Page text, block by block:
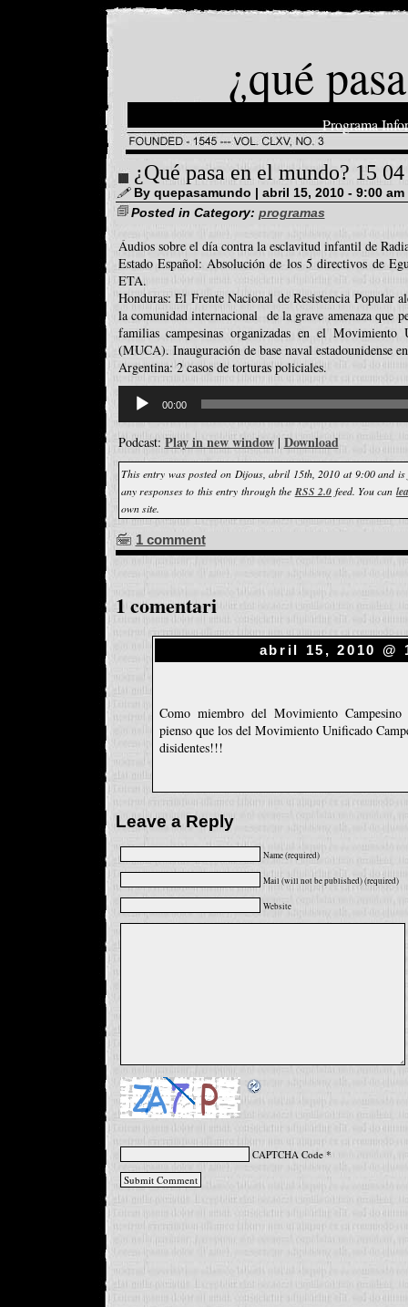
¿qué
Programa
¿Qué pasa en el mundo? 15
By quepasamundo | abril 15, 2010 - 9:00 am
Posted in Category: programas
Áudios sobre el día contra la esclavitud infantil de
Estado Español: Absolución de los 5 directivos de
ETA.
Honduras: El Frente Nacional de Resistencia Popular
la comunidad internacional de la grave amenaza que
familias campesinas organizadas en el Movimiento
(MUCA). Inauguración de base naval estadounidense
Argentina: 2 casos de torturas policiales.
d'àudio
00:00
Podcast: Play in new window| Download
This entry was posted on Dijous, abril 15th, 2010 at 9:00 and
any responses to this entry through the RSS 2.0 feed. You can
own site.
1 comment
1 comentari
abril 15, 2010 @
Como miembro del Movimiento
pienso que los del Movimiento Unificado
disidentes!!!
Leave a Reply
Name (required)
Mail (will not be published) (required)
Website
CAPTCHA Code*